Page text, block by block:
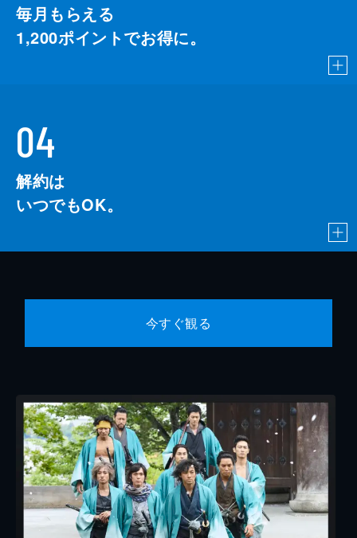
毎月もらえる
1,200ポイントでお得に。
04
解約は
いつでもOK。
今すぐ観る